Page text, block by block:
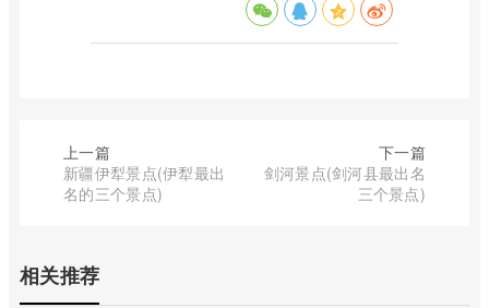
上一篇
新疆伊犁景点(伊犁最出
名的三个景点)
下一篇
剑河景点(剑河县最出名
三个景点)
相关推荐